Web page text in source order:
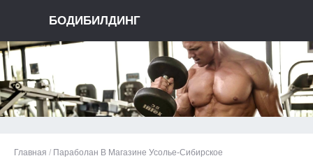
БОДИБИЛДИНГ
Главная / Параболан В Магазине Усолье-Сибирское